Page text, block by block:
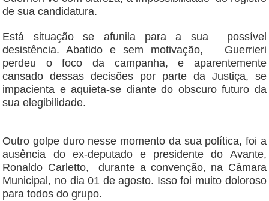
de sua candidatura.
Está situação se afunila para a sua possível
desistência. Abatido e sem motivação, Guerrieri
perdeu o foco da campanha, e aparentemente
cansado dessas decisões por parte da Justiça, se
impacienta e aquieta-se diante do obscuro futuro da
sua elegibilidade.
Outro golpe duro nesse momento da sua política, foi a
ausência do ex-deputado e presidente do Avante,
Ronaldo Carletto, durante a convenção, na Câmara
Municipal, no dia 01 de agosto. Isso foi muito doloroso
para todos do grupo.